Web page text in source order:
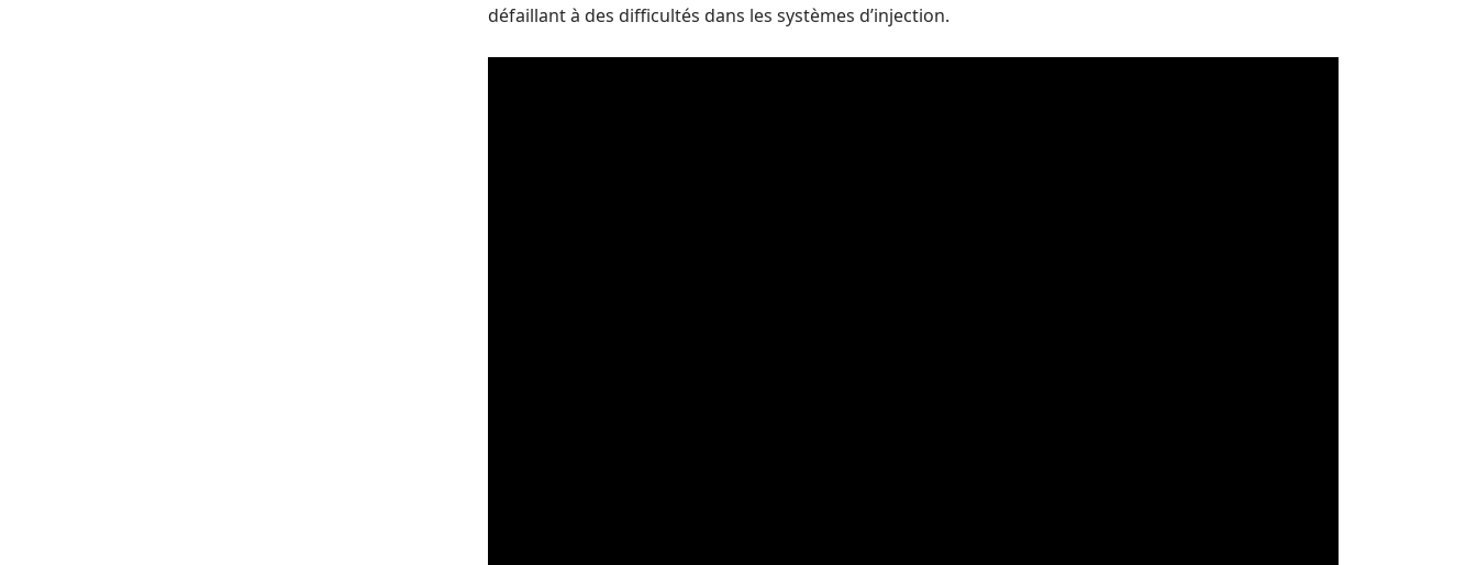
défaillant à des difficultés dans les systèmes d’injection.